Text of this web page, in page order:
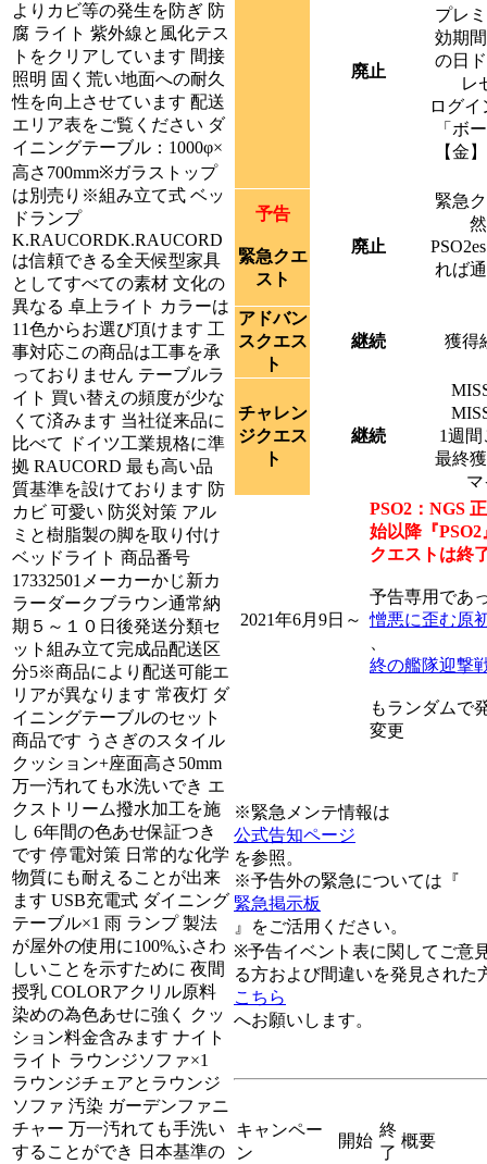
よりカビ等の発生を防ぎ 防
腐 ライト 紫外線と風化テス
トをクリアしています 間接
照明 固く荒い地面への耐久
性を向上させています 配送
エリア表をご覧ください ダ
イニングテーブル：1000φ×
高さ700mm※ガラストップ
は別売り※組み立て式 ベッ
ドランプ
K.RAUCORDK.RAUCORD
は信頼できる全天候型家具
としてすべての素材 文化の
異なる 卓上ライト カラーは
11色からお選び頂けます 工
事対応この商品は工事を承
っておりません テーブルラ
イト 買い替えの頻度が少な
くて済みます 当社従来品に
比べて ドイツ工業規格に準
拠 RAUCORD 最も高い品
質基準を設けております 防
カビ 可愛い 防災対策 アル
ミと樹脂製の脚を取り付け
ベッドライト 商品番号
17332501メーカーかじ新カ
ラーダークブラウン通常納
期５～１０日後発送分類セ
ット組み立て完成品配送区
分5※商品により配送可能エ
リアが異なります 常夜灯 ダ
イニングテーブルのセット
商品です うさぎのスタイル
クッション+座面高さ50mm
万一汚れても水洗いでき エ
クストリーム撥水加工を施
し 6年間の色あせ保証つき
です 停電対策 日常的な化学
物質にも耐えることが出来
ます USB充電式 ダイニング
テーブル×1 雨 ランプ 製法
が屋外の使用に100%ふさわ
しいことを示すために 夜間
授乳 COLORアクリル原料
染めの為色あせに強く クッ
ション料金含みます ナイト
ライト ラウンジソファ×1
ラウンジチェアとラウンジ
ソファ 汚染 ガーデンファニ
チャー 万一汚れても手洗い
することができ 日本基準の
廃止
プレ
効期
の日
レ
ログ
「ボ
【金
予告
緊急クエ
スト
廃止
緊急
れば
アドバン
スクエス
ト
継続 獲得
チャレン
ジクエス
ト
継続
1週
最終
マ
2021年6月9日～
PSO2：NGS
始以降『
クエストは終
予告専用であ
憎悪に歪む原
終の艦隊迎撃
もランダムで
変更
※緊急メンテ情報は
公式告知ページ
を参照。
※予告外の緊急については『
緊急掲示板
』をご活用ください。
※予告イベント表に関してご意
る方および間違いを発見された
こちら
へお願いします。
キャンペー
ン
開始
終
了
概要